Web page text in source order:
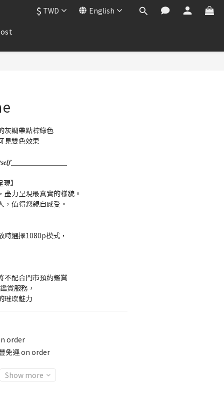
$ TWD English
灰調帶點棕綠色
見雙色效果
＿＿＿＿＿＿＿＿
】
力呈現最真實的樣貌。
，值得您親自感受。
時選擇1080p模式，
配合門市預約鑑賞
賞服務，
璀璨魅力
order
免運 on order
Show more